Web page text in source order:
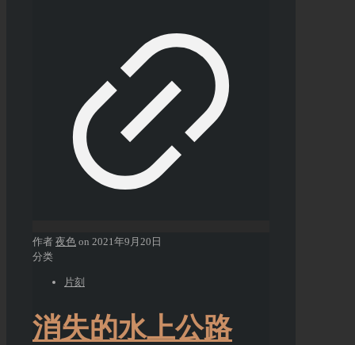
作者 夜色 on 2021年9月20日
分类
片刻
消失的水上公路